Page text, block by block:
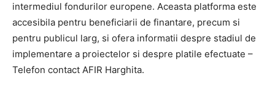
intermediul fondurilor europene. Aceasta platforma este
accesibila pentru beneficiarii de finantare, precum si
pentru publicul larg, si ofera informatii despre stadiul de
implementare a proiectelor si despre platile efectuate –
Telefon contact AFIR Harghita.